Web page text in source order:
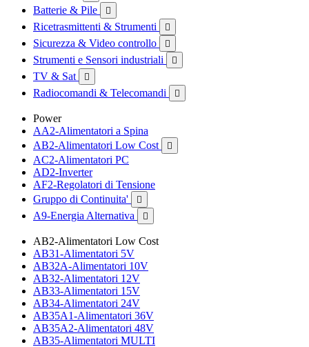
Batterie & Pile 
Ricetrasmittenti & Strumenti 
Sicurezza & Video controllo 
Strumenti e Sensori industriali 
TV & Sat 
Radiocomandi & Telecomandi 
Power
AA2-Alimentatori a Spina
AB2-Alimentatori Low Cost

AC2-Alimentatori PC
AD2-Inverter
AF2-Regolatori di Tensione
Gruppo di Continuita'

A9-Energia Alternativa 
AB2-Alimentatori Low Cost
AB31-Alimentatori 5V
AB32A-Alimentatori 10V
AB32-Alimentatori 12V
AB33-Alimentatori 15V
AB34-Alimentatori 24V
AB35A1-Alimentatori 36V
AB35A2-Alimentatori 48V
AB35-Alimentatori MULTI